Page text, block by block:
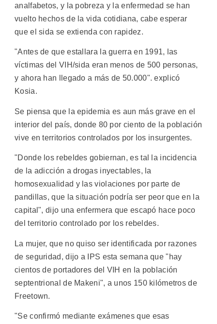
analfabetos, y la pobreza y la enfermedad se han
vuelto hechos de la vida cotidiana, cabe esperar
que el sida se extienda con rapidez.
"Antes de que estallara la guerra en 1991, las
víctimas del VIH/sida eran menos de 500 personas,
y ahora han llegado a más de 50.000". explicó
Kosia.
Se piensa que la epidemia es aun más grave en el
interior del país, donde 80 por ciento de la población
vive en territorios controlados por los insurgentes.
"Donde los rebeldes gobiernan, es tal la incidencia
de la adicción a drogas inyectables, la
homosexualidad y las violaciones por parte de
pandillas, que la situación podría ser peor que en la
capital", dijo una enfermera que escapó hace poco
del territorio controlado por los rebeldes.
La mujer, que no quiso ser identificada por razones
de seguridad, dijo a IPS esta semana que "hay
cientos de portadores del VIH en la población
septentrional de Makeni", a unos 150 kilómetros de
Freetown.
"Se confirmó mediante exámenes que esas